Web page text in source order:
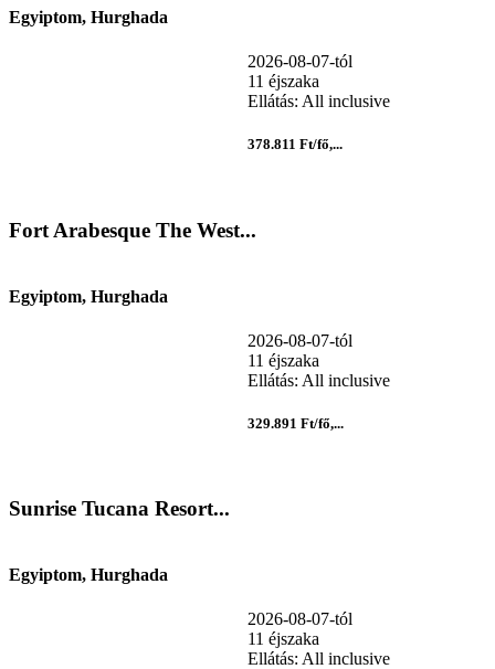
Egyiptom, Hurghada
2026-08-07-tól
11 éjszaka
Ellátás: All inclusive
378.811 Ft/fő,...
Fort Arabesque The West...
Egyiptom, Hurghada
2026-08-07-tól
11 éjszaka
Ellátás: All inclusive
329.891 Ft/fő,...
Sunrise Tucana Resort...
Egyiptom, Hurghada
2026-08-07-tól
11 éjszaka
Ellátás: All inclusive